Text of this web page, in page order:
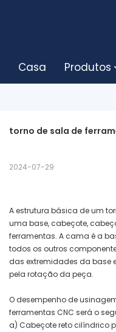
Casa Produtos
torno de sala de
2024-07-29
A estrutura básica de um
uma base, cabeçote,
ferramentas. A cama é a
todos os outros
das extremidades da base
pela rotação da peça.
O desempenho de
ferramentas CNC será o
a) Cabeçote reto cilíndrico